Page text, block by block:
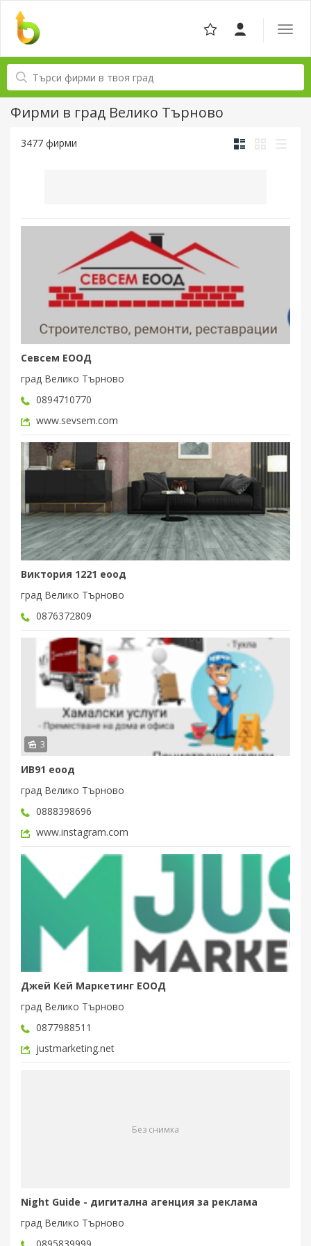
Фирми в град Велико Търново
3477 фирми
Севсем ЕООД
град Велико Търново
0894710770
www.sevsem.com
Виктория 1221 еоод
град Велико Търново
0876372809
3
ИВ91 еоод
град Велико Търново
0888398696
www.instagram.com
Джей Кей Маркетинг ЕООД
град Велико Търново
0877988511
justmarketing.net
Без снимка
Night Guide - дигитална агенция за реклама
град Велико Търново